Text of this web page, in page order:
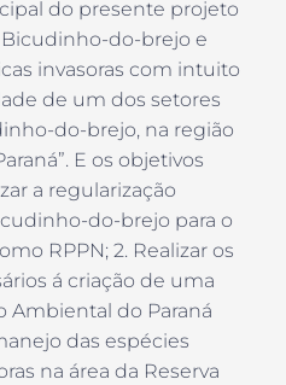
do presente projeto
Bicudinho-do-brejo e
invasoras com intuito
de um dos setores
do-brejo, na região
E os objetivos
a regularização
do-brejo para o
RPPN; 2. Realizar os
á criação de uma
Ambiental do Paraná
das espécies
na área da Reserva